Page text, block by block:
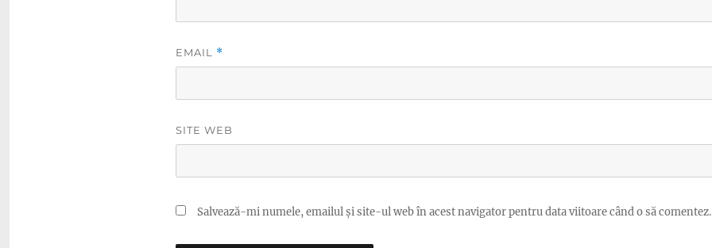
EMAIL *
SITE WEB
Salvează-mi numele, emailul și site-ul web în acest navigator pentru data viitoare când o să comentez.